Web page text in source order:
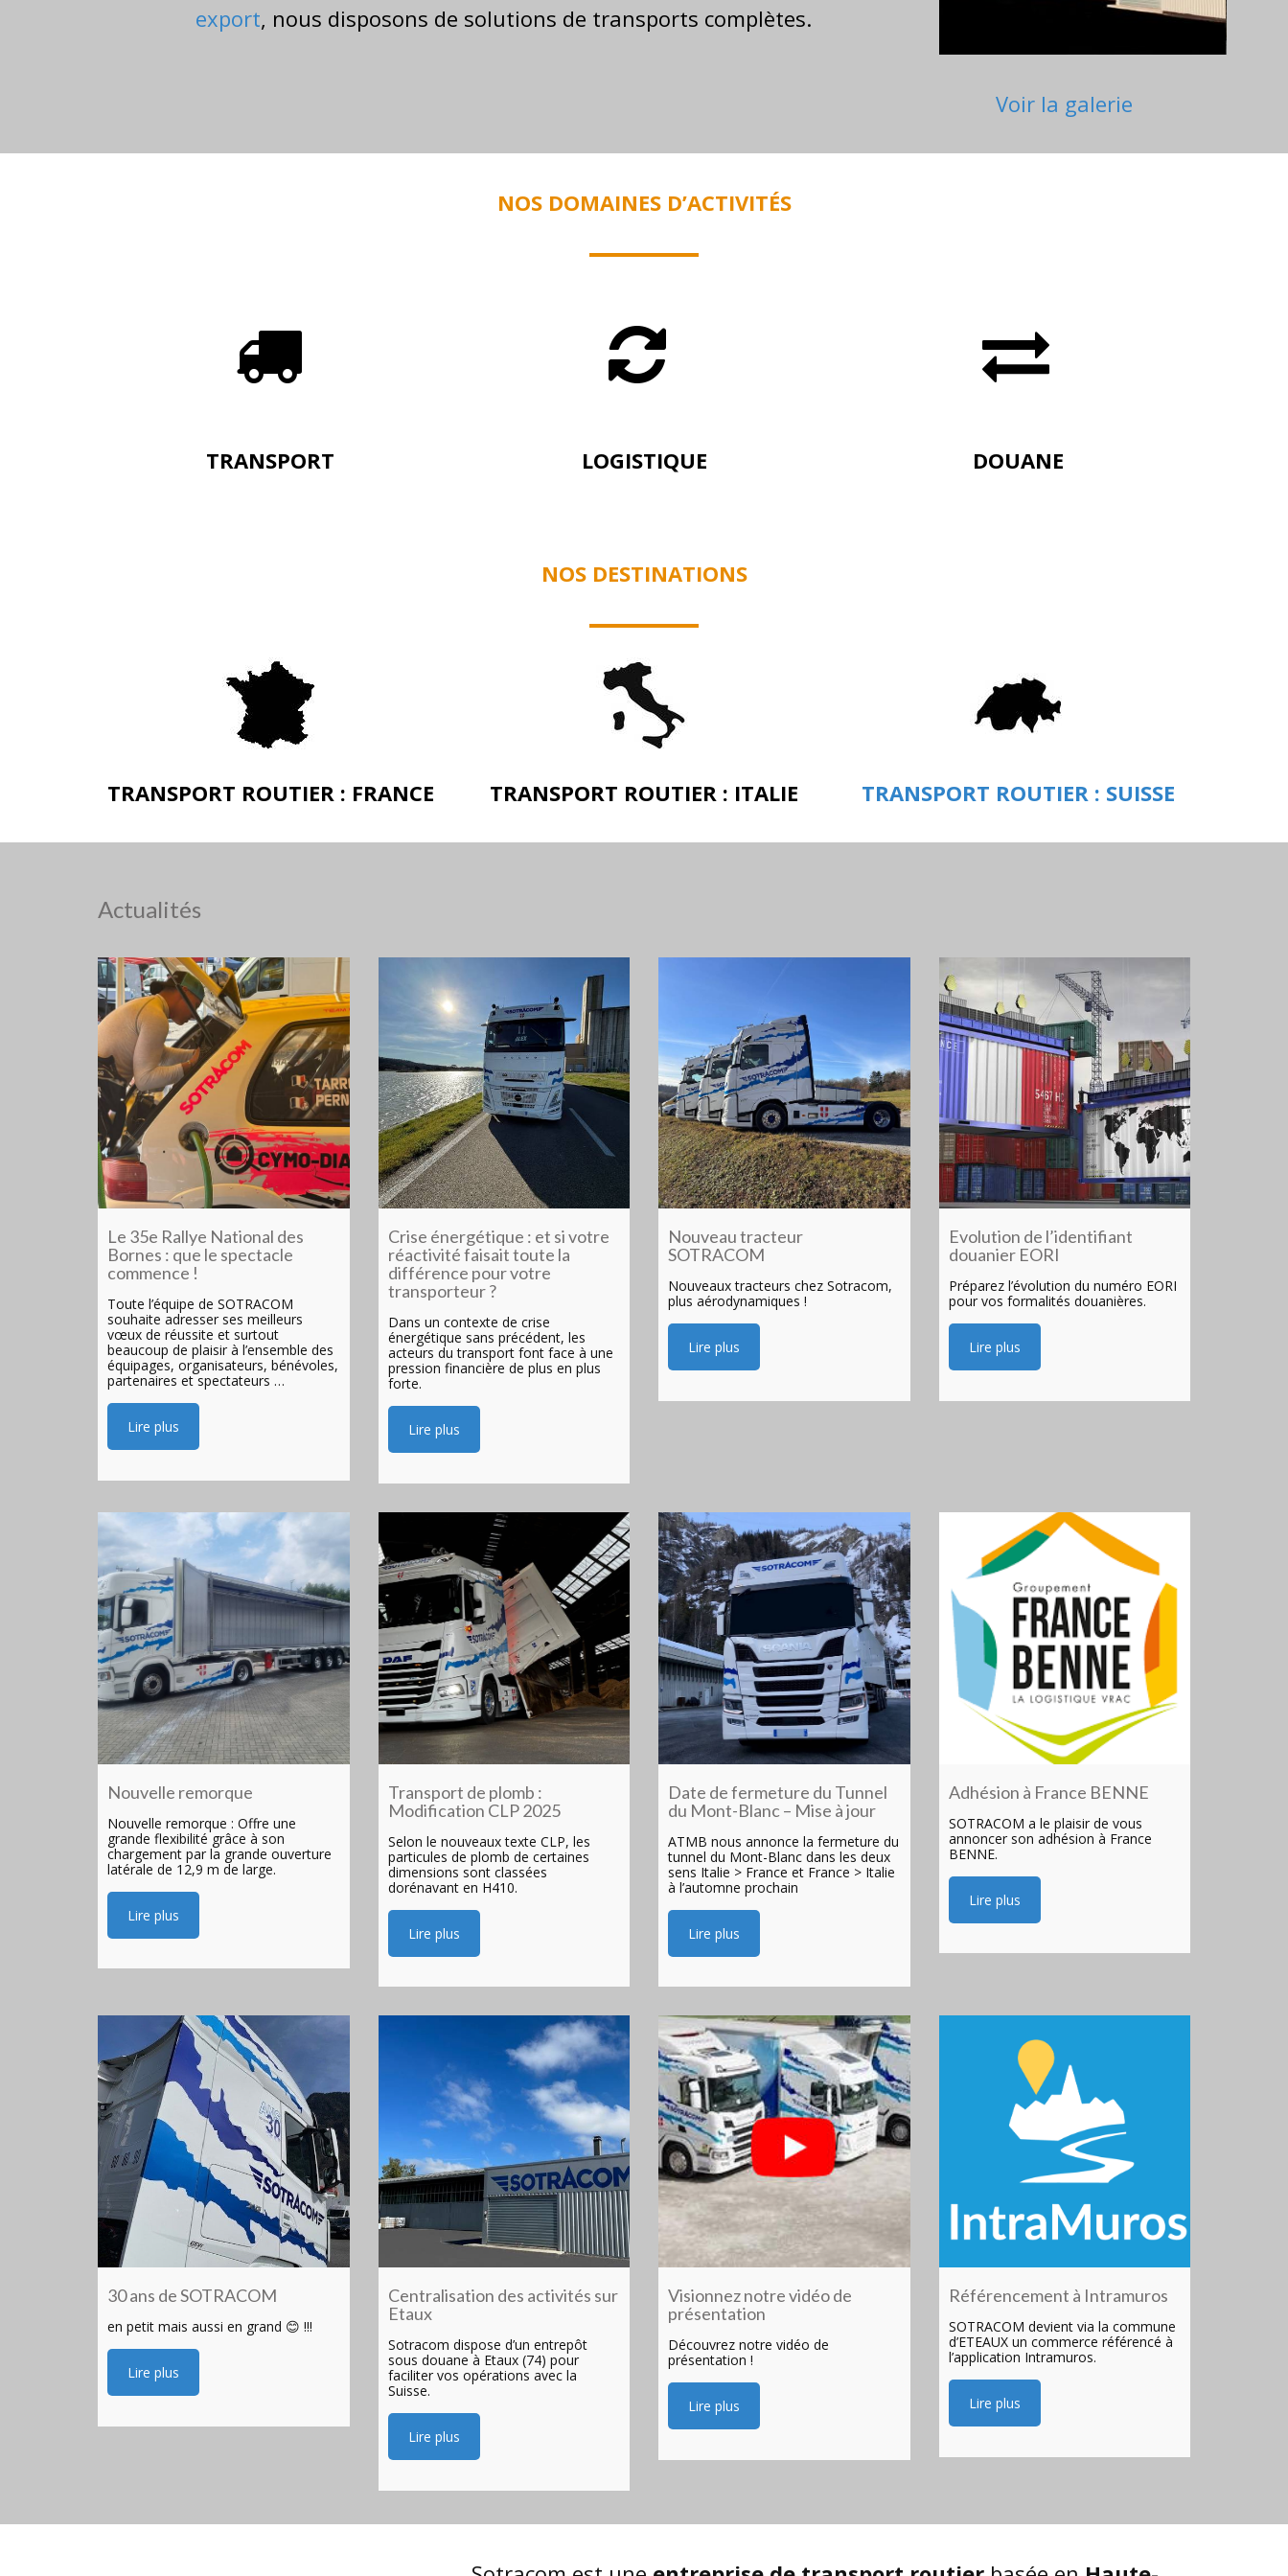
export, nous disposons de solutions de transports complètes.
Voir la galerie
NOS DOMAINES D’ACTIVITÉS
TRANSPORT LOGISTIQUE DOUANE
NOS DESTINATIONS
TRANSPORT ROUTIER : FRANCE TRANSPORT ROUTIER : ITALIE TRANSPORT ROUTIER : SUISSE
Actualités
Le 35e Rallye National des
Bornes : que le spectacle
commence !
Toute l’équipe de SOTRACOM
souhaite adresser ses meilleurs
vœux de réussite et surtout
beaucoup de plaisir à l’ensemble des
équipages, organisateurs, bénévoles,
partenaires et spectateurs …
Lire plus
Crise énergétique : et si votre
réactivité faisait toute la
différence pour votre
transporteur ?
Dans un contexte de crise
énergétique sans précédent, les
acteurs du transport font face à une
pression financière de plus en plus
forte.
Lire plus
Nouveau tracteur
SOTRACOM
Nouveaux tracteurs chez Sotracom,
plus aérodynamiques !
Lire plus
Evolution de l’identifiant
douanier EORI
Préparez l’évolution du numéro EORI
pour vos formalités douanières.
Lire plus
Nouvelle remorque
Nouvelle remorque : Offre une
grande flexibilité grâce à son
chargement par la grande ouverture
latérale de 12,9 m de large.
Lire plus
Transport de plomb :
Modification CLP 2025
Selon le nouveaux texte CLP, les
particules de plomb de certaines
dimensions sont classées
dorénavant en H410.
Lire plus
Date de fermeture du Tunnel
du Mont-Blanc – Mise à jour
ATMB nous annonce la fermeture du
tunnel du Mont-Blanc dans les deux
sens Italie > France et France > Italie
à l’automne prochain
Lire plus
Adhésion à France BENNE
SOTRACOM a le plaisir de vous
annoncer son adhésion à France
BENNE.
Lire plus
30 ans de SOTRACOM
en petit mais aussi en grand 😊 !!!
Lire plus
Centralisation des activités sur
Etaux
Sotracom dispose d’un entrepôt
sous douane à Etaux (74) pour
faciliter vos opérations avec la
Suisse.
Lire plus
Visionnez notre vidéo de
présentation
Découvrez notre vidéo de
présentation !
Lire plus
Référencement à Intramuros
SOTRACOM devient via la commune
d’ETEAUX un commerce référencé à
l’application Intramuros.
Lire plus